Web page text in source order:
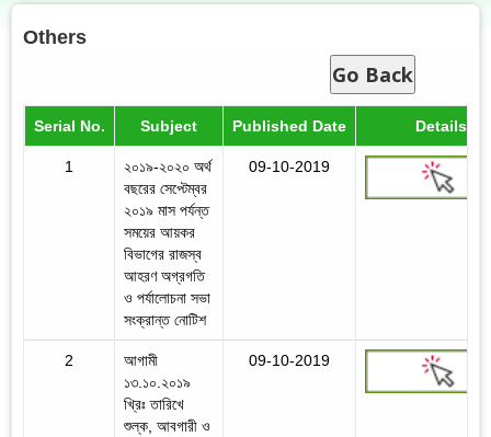
Others
Go Back
Serial No. Subject Published Date Details
1
২০১৯-২০২০ অর্থ
বছরের সেপ্টেম্বর
২০১৯ মাস পর্যন্ত
সময়ের আয়কর
বিভাগের রাজস্ব
আহরণ অগ্রগতি
ও পর্যালোচনা সভা
সংক্রান্ত নোটিশ
09-10-2019
2
আগামী
১৩.১০.২০১৯
খ্রিঃ তারিখে
শুল্ক, আবগারী ও
09-10-2019